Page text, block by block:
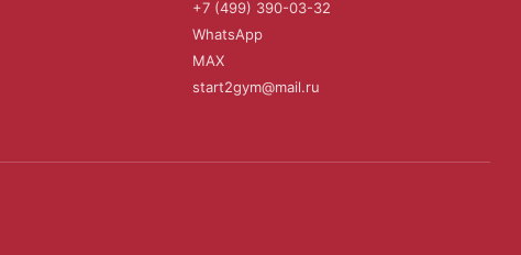
+7 (499) 390-03-32
WhatsApp
MAX
start2gym@mail.ru